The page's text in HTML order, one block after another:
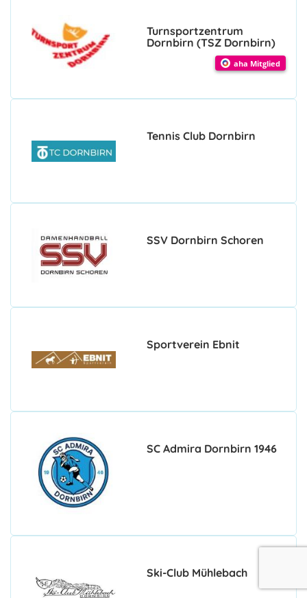
Turnsportzentrum
Dornbirn (TSZ Dornbirn)
aha Mitglied
Tennis Club Dornbirn
SSV Dornbirn Schoren
Sportverein Ebnit
SC Admira Dornbirn 1946
Ski-Club Mühlebach